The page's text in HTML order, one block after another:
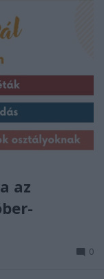
az
0